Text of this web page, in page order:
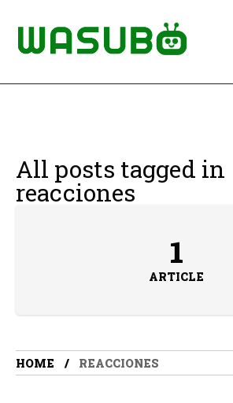
All posts tagged in
reacciones
1
ARTICLE
HOME REACCIONES